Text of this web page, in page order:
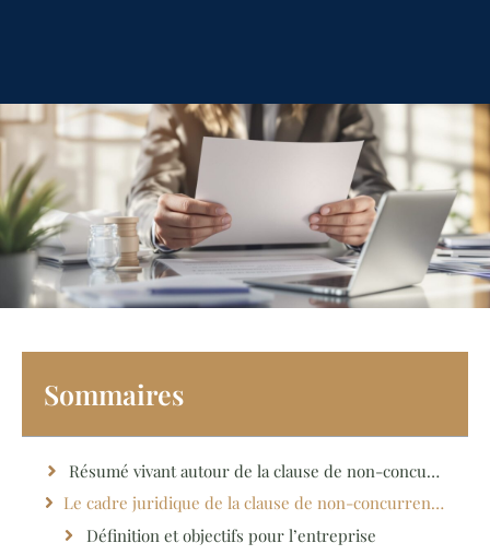
Sommaires
Résumé vivant autour de la clause de non-concurrence
Le cadre juridique de la clause de non-concurrence : attention à la ligne de crête !
Définition et objectifs pour l’entreprise